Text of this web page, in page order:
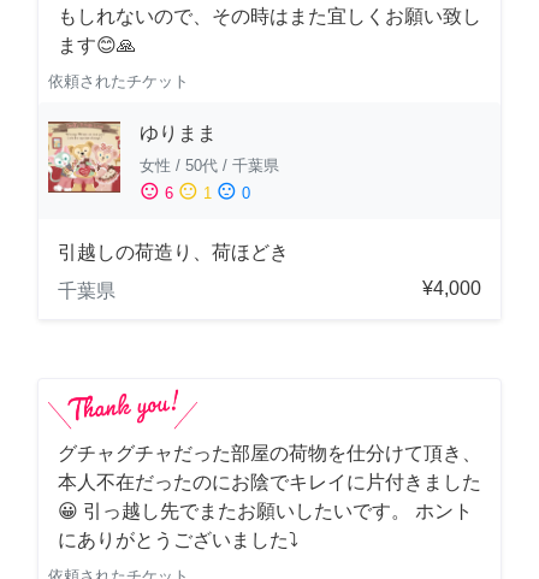
もしれないので、その時はまた宜しくお願い致し
ます😊🙏
依頼されたチケット
ゆりまま
女性 / 50代 / 千葉県
sentiment_satisfied 6 sentiment_neutral 1 sentiment_dissatisfied 0
引越しの荷造り、荷ほどき
千葉県
¥4,000
グチャグチャだった部屋の荷物を仕分けて頂き、
本人不在だったのにお陰でキレイに片付きました
😀 引っ越し先でまたお願いしたいです。 ホント
にありがとうございました⤵